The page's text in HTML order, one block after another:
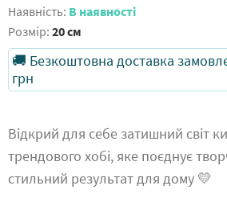
Наявність: В наявності
Розмір: 20 см
🚚 Безкоштовна доставка
грн
Відкрий для себе затишний світ
трендового хобі, яке поєднує
стильний результат для дому 💛